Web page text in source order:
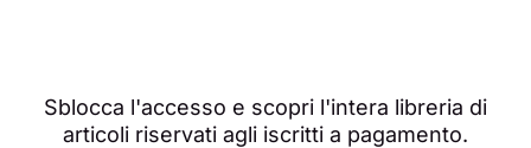
Sblocca l'accesso e scopri l'intera libreria di
articoli riservati agli iscritti a pagamento.